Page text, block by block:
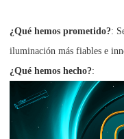
¿Qué hemos prometido?:
iluminación más fiables e
¿Qué hemos hecho?: